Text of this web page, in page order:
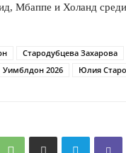
Мбаппе и Холанд
Стародубцева Захарова
Уимблдон 2026 Юлия